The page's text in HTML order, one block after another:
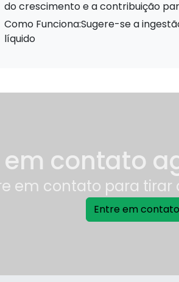
do crescimento e a contribuição
Como Funciona:Sugere-se a ingestão de 2 cápsulas antes das principais refeições ingerir com
líquido
em contato
em contato para
Entre em contato